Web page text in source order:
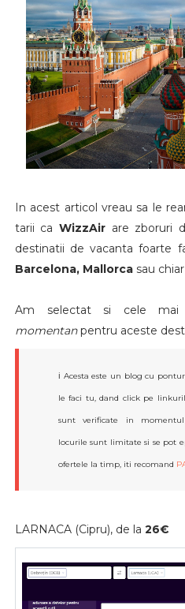
In acest articol vreau sa le
tarii ca WizzAir are zboruri
destinatii de vacanta foarte
Barcelona, Mallorcasau chiar
Am selectat si cele mai
momentanpentru aceste
ℹ️ Acesta este un blog cu
le faci tu, dand click pe
sunt verificate in
locurile sunt limitate si se pot
ofertele la timp, iti recomand
LARNACA (Cipru), de la 26€